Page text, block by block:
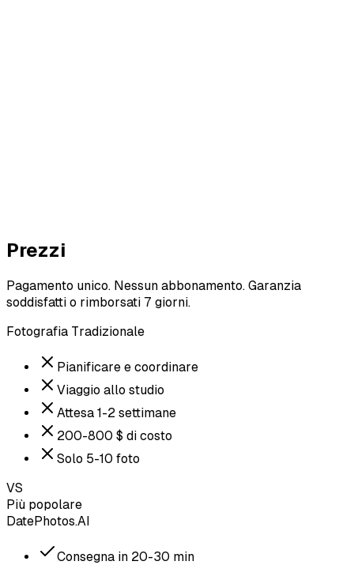
Prezzi
Pagamento unico. Nessun abbonamento. Garanzia
soddisfatti o rimborsati 7 giorni.
Fotografia Tradizionale
Pianificare e coordinare
Viaggio allo studio
Attesa 1-2 settimane
200-800 $ di costo
Solo 5-10 foto
VS
Più popolare
DatePhotos.AI
Consegna in 20-30 min